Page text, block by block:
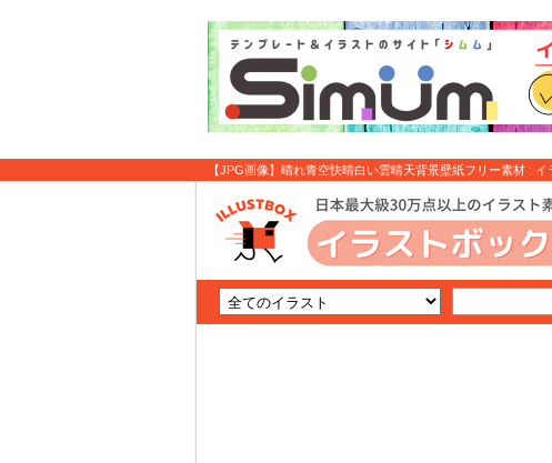
【JPG画像】晴れ青空快晴白い雲晴天背景壁紙フリー素材 : イ